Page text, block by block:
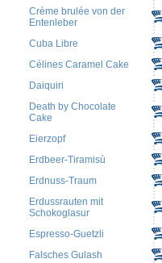
Crème brulée von der
Entenleber
Cuba Libre
Célines Caramel Cake
Daiquiri
Death by Chocolate
Cake
Eierzopf
Erdbeer-Tiramisù
Erdnuss-Traum
Erdussrauten mit
Schokoglasur
Espresso-Guetzli
Falsches Gulash